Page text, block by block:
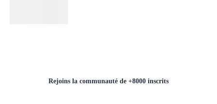
Rejoins la communauté de +8000 inscrits